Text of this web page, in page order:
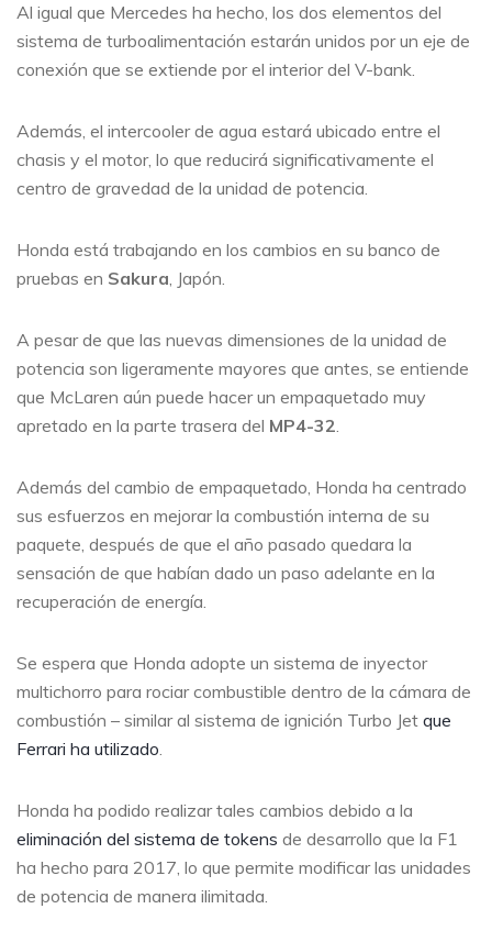
Al igual que Mercedes ha hecho, los dos elementos del
sistema de turboalimentación estarán unidos por un eje de
conexión que se extiende por el interior del V-bank.
Además, el intercooler de agua estará ubicado entre el
chasis y el motor, lo que reducirá significativamente el
centro de gravedad de la unidad de potencia.
Honda está trabajando en los cambios en su banco de
pruebas en Sakura, Japón.
A pesar de que las nuevas dimensiones de la unidad de
potencia son ligeramente mayores que antes, se entiende
que McLaren aún puede hacer un empaquetado muy
apretado en la parte trasera del MP4-32.
Además del cambio de empaquetado, Honda ha centrado
sus esfuerzos en mejorar la combustión interna de su
paquete, después de que el año pasado quedara la
sensación de que habían dado un paso adelante en la
recuperación de energía.
Se espera que Honda adopte un sistema de inyector
multichorro para rociar combustible dentro de la cámara de
combustión – similar al sistema de ignición Turbo Jet que
Ferrari ha utilizado.
Honda ha podido realizar tales cambios debido a la
eliminación del sistema de tokens de desarrollo que la F1
ha hecho para 2017, lo que permite modificar las unidades
de potencia de manera ilimitada.